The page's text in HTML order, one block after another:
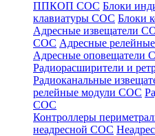
ППКОП СОС Блоки
клавиатуры СОС Блоки
Адресные извещатели
СОС Адресные
Адресные оповещатели
Радиорасширители и
Радиоканальные
релейные модули СОС
СОС
Контроллеры
неадресной СОС